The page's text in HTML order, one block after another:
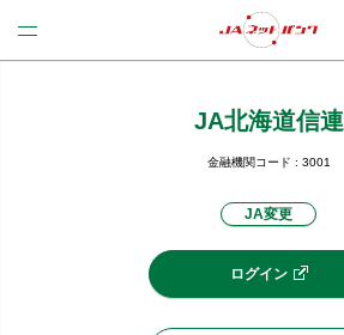
法人のお客様はこちら
新規申込み
JAネットバンクトップ
JA北海道信連
金融機関コード : 3001
JA変更
ログイン